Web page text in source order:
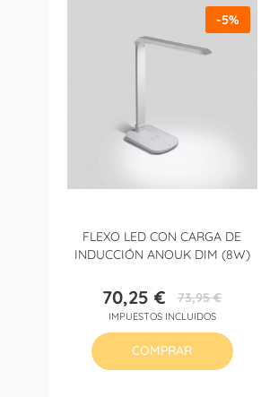
FLEXO LED CON CARGA DE
INDUCCIÓN ANOUK DIM (8W)
Precio
70,25 €Precio
base
73,95 €
IMPUESTOS INCLUIDOS
-5%
COMPRAR